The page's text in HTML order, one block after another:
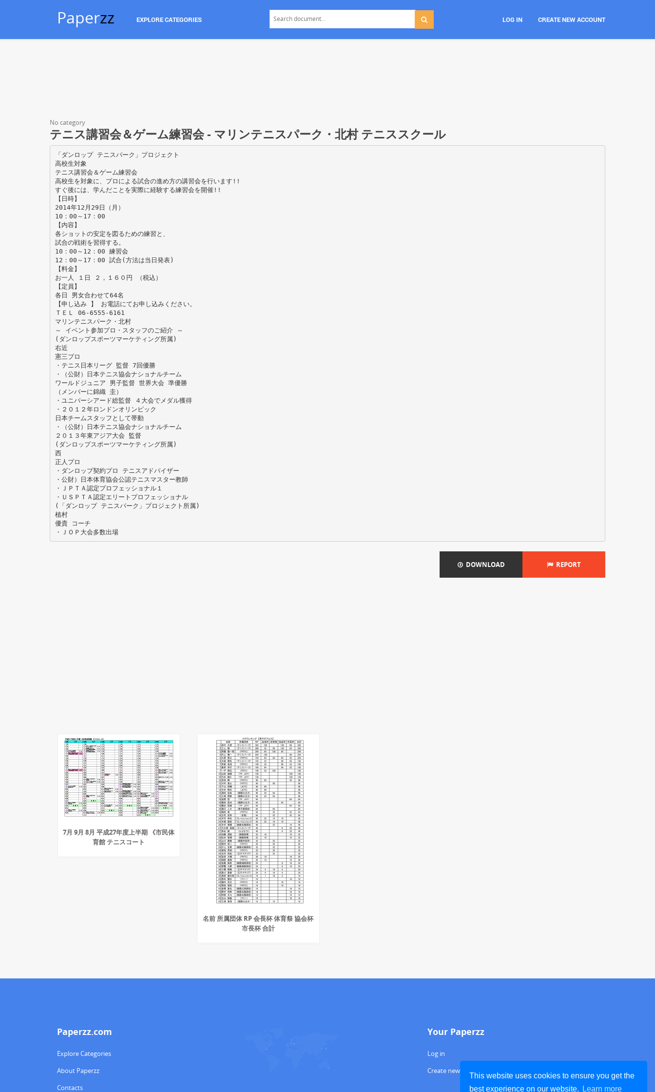
This website uses cookies to ensure you get the
best experience on our website.
Learn more
Paperzz EXPLORE CATEGORIES LOG IN CREATE NEW ACCOUNT
No category
テニス講習会＆ゲーム練習会 - マリンテニスパーク・北村 テニススクール
「ダンロップ テニスパーク」プロジェクト
高校生対象
テニス講習会＆ゲーム練習会
高校生を対象に、プロによる試合の進め方の講習会を行います!!
すぐ後には、学んだことを実際に経験する練習会を開催!!
【日時】
2014年12月29日（月）
10：00～17：00
【内容】
各ショットの安定を図るための練習と、
試合の戦術を習得する。
10：00～12：00 練習会
12：00～17：00 試合(方法は当日発表)
【料金】
お一人 １日 ２，１６０円 （税込）
【定員】
各日 男女合わせて64名
【申し込み 】 お電話にてお申し込みください。
ＴＥＬ 06-6555-6161
マリンテニスパーク・北村
～ イベント参加プロ・スタッフのご紹介 ～
(ダンロップスポーツマーケティング所属)
右近
憲三プロ
・テニス日本リーグ 監督 7回優勝
・（公財）日本テニス協会ナショナルチーム
ワールドジュニア 男子監督 世界大会 準優勝
（メンバーに錦織 圭）
・ユニバーシアード総監督 ４大会でメダル獲得
・２０１２年ロンドンオリンピック
日本チームスタッフとして帯動
・（公財）日本テニス協会ナショナルチーム
２０１３年東アジア大会 監督
(ダンロップスポーツマーケティング所属)
西
正人プロ
・ダンロップ契約プロ テニスアドバイザー
・公財）日本体育協会公認テニスマスター教師
・ＪＰＴＡ認定プロフェッショナル１
・ＵＳＰＴＡ認定エリートプロフェッショナル
(「ダンロップ テニスパーク」プロジェクト所属)
植村
優貴 コーチ
・ＪＯＰ大会多数出場
DOWNLOAD REPORT
7月 9月 8月 平成27年度上半期 《市民体
育館 テニスコート
名前 所属団体 RP 会長杯 体育祭 協会杯
市長杯 合計
Paperzz.com
Explore Categories
About Paperzz
Contacts
Your Paperzz
Log in
Create new account